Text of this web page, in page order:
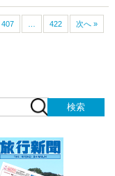
407 422 次へ »